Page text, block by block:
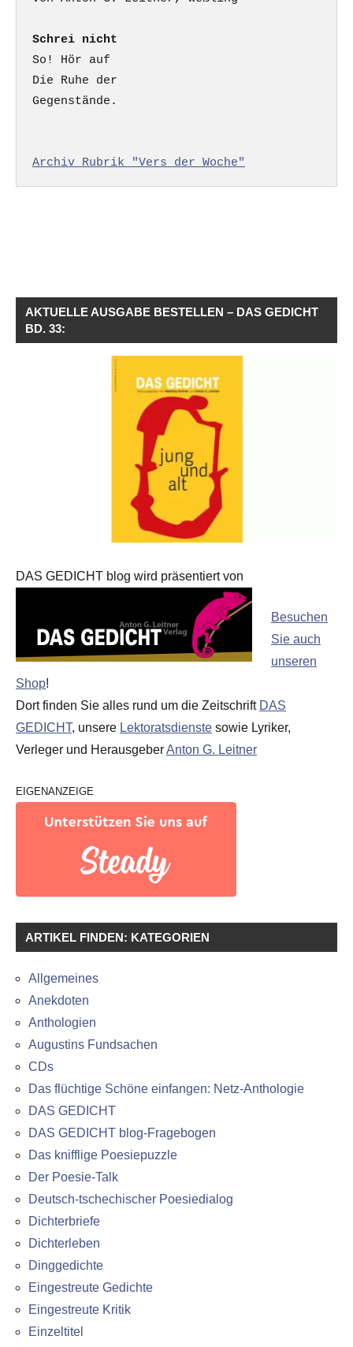
Schrei nicht
So! Hör auf
Die Ruhe der
Gegenstände.
Archiv Rubrik "Vers der Woche"
AKTUELLE AUSGABE BESTELLEN – DAS GEDICHT
BD. 33:
DAS GEDICHT blog wird präsentiert von
Besuchen
Sie auch
unseren
Shop!
Dort finden Sie alles rund um die Zeitschrift DAS
GEDICHT, unsere Lektoratsdienste sowie Lyriker,
Verleger und HerausgeberAnton G. Leitner
EIGENANZEIGE
ARTIKEL FINDEN: KATEGORIEN
Allgemeines
Anekdoten
Anthologien
Augustins Fundsachen
CDs
Das flüchtige Schöne einfangen: Netz-Anthologie
DAS GEDICHT
DAS GEDICHT blog-Fragebogen
Das knifflige Poesiepuzzle
Der Poesie-Talk
Deutsch-tschechischer Poesiedialog
Dichterbriefe
Dichterleben
Dinggedichte
Eingestreute Gedichte
Eingestreute Kritik
Einzeltitel